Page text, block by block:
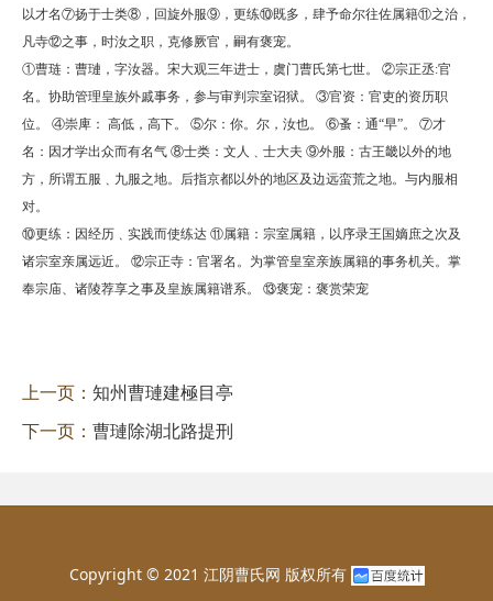
以才名⑦扬于士类⑧，回旋外服⑨，更练⑩既多，肆予命尔往佐属籍⑪之治，
凡寺⑫之事，时汝之职，克修厥官，嗣有褒宠。
①曹琏：曹璉，字汝器。宋大观三年进士，虞门曹氏第七世。 ②宗正丞:官
名。协助管理皇族外戚事务，参与审判宗室诏狱。 ③官资：官吏的资历职
位。 ④崇庳： 高低，高下。 ⑤尔：你。尔，汝也。 ⑥蚤：通“早”。 ⑦才
名：因才学出众而有名气 ⑧士类：文人﹑士大夫 ⑨外服：古王畿以外的地
方，所谓五服﹑九服之地。后指京都以外的地区及边远蛮荒之地。与内服相
对。
⑩更练：因经历﹑实践而使练达 ⑪属籍：宗室属籍，以序录王国嫡庶之次及
诸宗室亲属远近。 ⑫宗正寺：官署名。为掌管皇室亲族属籍的事务机关。掌
奉宗庙、诸陵荐享之事及皇族属籍谱系。 ⑬褒宠：褒赏荣宠
上一页： 知州曹璉建極目亭
下一页： 曹璉除湖北路提刑
Copyright © 2021 江阴曹氏网 版权所有